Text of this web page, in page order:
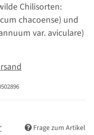
Chilisorten:
chacoense) und
var. aviculare)
Frage zum Artikel